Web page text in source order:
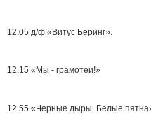
12.05 д/ф «Витус Беринг».
12.15 «Мы - грамотеи!»
12.55 «Черные дыры. Белые